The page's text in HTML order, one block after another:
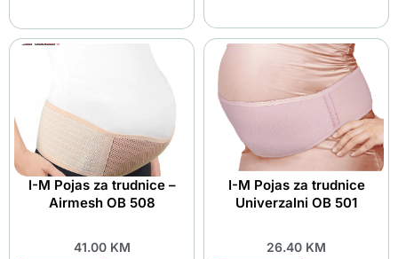
I-M Pojas za trudnice –
Airmesh OB 508
41.00 KM
I-M Pojas za trudnice
Univerzalni OB 501
26.40 KM